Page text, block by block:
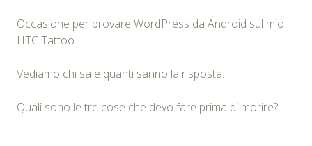
Occasione per provare WordPress da Android sul mio
HTC Tattoo.
Vediamo chi sa e quanti sanno la risposta.
Quali sono le tre cose che devo fare prima di morire?